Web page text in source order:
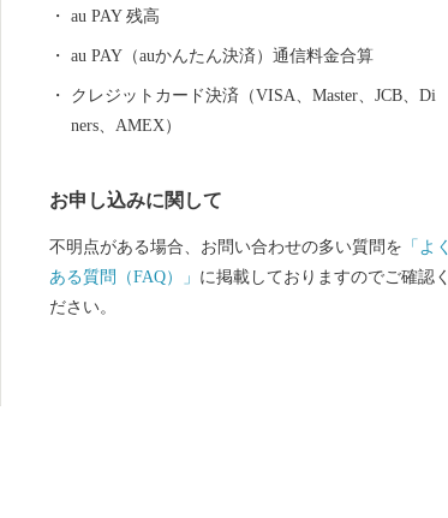
ホームスタジアムとして活用されるほか、サッカーや
ラグビーなどの国際試合が開催可能な施設であり、音
楽や地域振興など、府内最大級のイベント会場として
au PAY 残高
au PAY（auかんたん決済）通信料金合算
クレジットカード決済（VISA、Master、JCB、Di
ners、AMEX）
お申し込みに関して
不明点がある場合、お問い合わせの多い質問を 「よく
ある質問（FAQ）」 に掲載しておりますのでご確認く
ださい。